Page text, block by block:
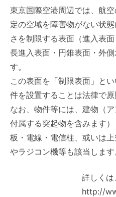
東京国際空港周辺では、航
定の空域を障害物がない状
さを制限する表面（進入表
長進入表面・円錐表面・外
す。
この表面を「制限表面」と
件を設置することは法律で原
なお、物件等には、建物（
付属する突起物を含みます
板・電線・電信柱、或いは
やラジコン機等も該当します
詳しくは
http://